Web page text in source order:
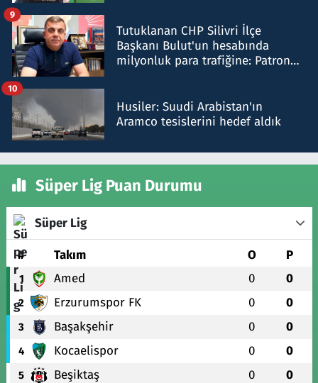
Tutuklanan CHP Silivri İlçe
Başkanı Bulut'un hesabında
milyonluk para trafiğine: Patron
9
Husiler: Suudi Arabistan'ın
Aramco tesislerini hedef aldık
10
Süper Lig Puan Durumu
Süper Lig
# Takım O P
1 Amed 0 0
2 Erzurumspor FK 0 0
3 Başakşehir 0 0
4 Kocaelispor 0 0
5 Beşiktaş 0 0